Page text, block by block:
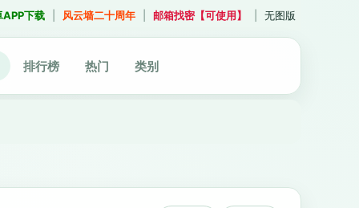
APP下载 风云墙二十周年 邮箱找密【可使用】 无图版
排行榜 热门 类别